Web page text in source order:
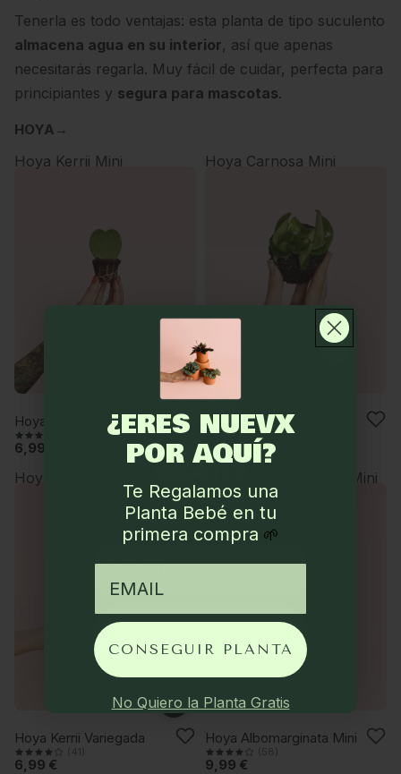
Tenerla es todo ventajas: esta planta de tipo suculento
almacena agua en su interior, así que apenas
necesitarás regarla. Muy fácil de cuidar, perfecta para
principiantes y segura para mascotas.
HOYA →
Hoya Kerrii Mini
+
Hoya Kerrii Mini
6,99 €
Hoya Carnosa Mini
VUELVE PRONTO
Hoya Carnosa Mini
(76)
12,99 €
Hoya Kerrii Variegada
+
Hoya Kerrii Variegada
(41)
6,99 €
Hoya Albomarginata Mini
VUELVE PRONTO
Hoya Albomarginata Mini
(58)
9,99 €
Descarga
gratis
Guía completa de
cuidados de plantas🌱
¿ERES NUEVX
POR AQUÍ?
Te Regalamos una
Planta Bebé en tu
primera compra 🌱
CONSEGUIR PLANTA
No Quiero la Planta Gratis